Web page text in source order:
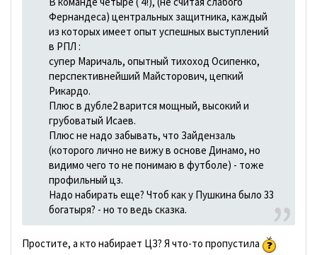
Фернандеса) центральных защитника, каждый
из которых имеет опыт успешных выступлений
в РПЛ :
супер Маричаль, опытный тихоход Осипенко,
перспективнейший Майсторович, цепкий
Рикардо.
Плюс в дубле2 варится мощный, высокий и
грубоватый Исаев.
Плюс не надо забывать, что Зайдензаль
(которого лично не вижу в основе Динамо, но
видимо чего то не понимаю в футболе) - тоже
профильный цз.
Надо набирать еще? Чтоб как у Пушкина было 33
богатыря? - но то ведь сказка.
Простите, а кто набирает ЦЗ? Я что-то пропустила